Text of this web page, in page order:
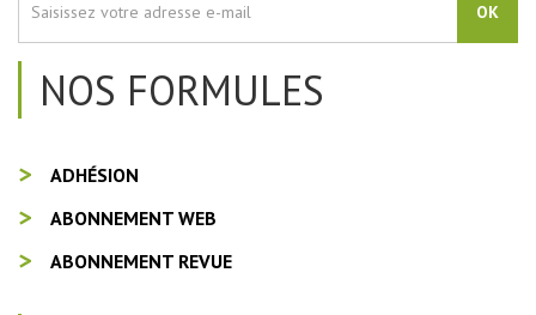
OK
NOS FORMULES
ADHÉSION
ABONNEMENT WEB
ABONNEMENT REVUE